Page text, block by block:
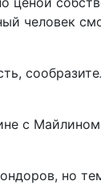
человек
с
но